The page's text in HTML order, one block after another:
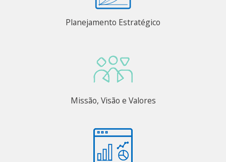
Planejamento Estratégico
Missão, Visão e Valores